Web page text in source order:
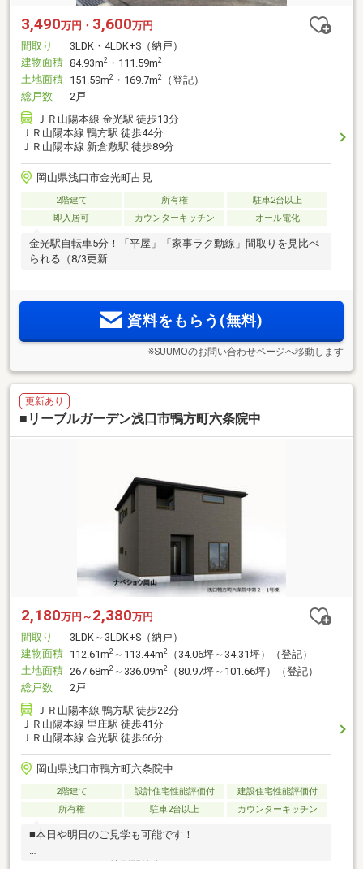
3,490万円・ 3,600万円
間取り
3LDK・4LDK+S（納戸）
建物面積 84.93m2 ・111.59m2
土地面積 151.59m2 ・169.7m2
（登記）
総戸数
2戸
ＪＲ山陽本線 金光駅 徒歩13分
ＪＲ山陽本線 鴨方駅 徒歩44分
ＪＲ山陽本線 新倉敷駅 徒歩89分
岡山県浅口市金光町占見
2階建て 所有権
駐車2台以上
即入居可
カウンターキッチン オール電化
金光駅自転車5分！「平屋」「家事ラク動線」間取りを見比べ
られる（8/3更新
資料をもらう(無料)
※SUUMOのお問い合わせページへ移動します
更新あり
■リーブルガーデン浅口市鴨方町六条院中
2,180万円～ 2,380万円
間取り
3LDK～3LDK+S（納戸）
建物面積 112.61m2 ～113.44m2
（34.06坪～34.31坪）（登記）
土地面積 267.68m2 ～336.09m2
（80.97坪～101.66坪）（登記）
総戸数
2戸
ＪＲ山陽本線 鴨方駅 徒歩22分
ＪＲ山陽本線 里庄駅 徒歩41分
ＪＲ山陽本線 金光駅 徒歩66分
岡山県浅口市鴨方町六条院中
2階建て 設計住宅性能評価付
建設住宅性能評価付
所有権
駐車2台以上 カウンターキッチン
■本日や明日のご見学も可能です！